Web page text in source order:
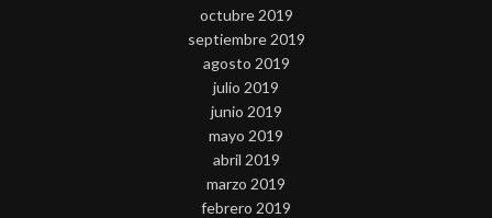
octubre 2019
septiembre 2019
agosto 2019
julio 2019
junio 2019
mayo 2019
abril 2019
marzo 2019
febrero 2019